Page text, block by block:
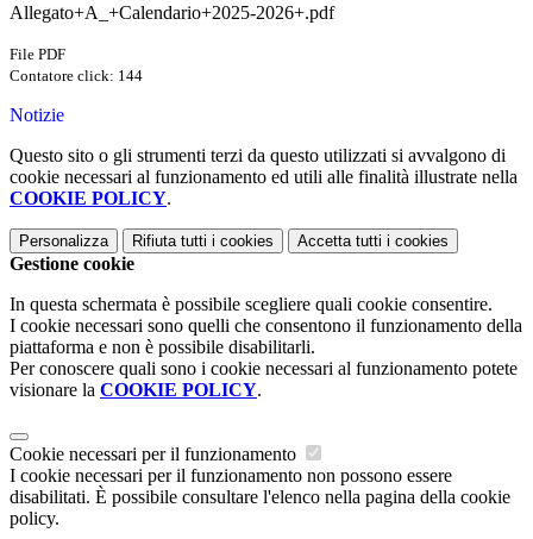
Allegato+A_+Calendario+2025-2026+.pdf
File PDF
Contatore click: 144
Notizie
Questo sito o gli strumenti terzi da questo utilizzati si avvalgono di
cookie necessari al funzionamento ed utili alle finalità illustrate nella
COOKIE POLICY.
Personalizza Rifiuta tutti i cookies Accetta tutti i cookies
Gestione cookie
In questa schermata è possibile scegliere quali cookie consentire.
I cookie necessari sono quelli che consentono il funzionamento della
piattaforma e non è possibile disabilitarli.
Per conoscere quali sono i cookie necessari al funzionamento potete
visionare la COOKIE POLICY.
Cookie necessari per il funzionamento
I cookie necessari per il funzionamento non possono essere
disabilitati. È possibile consultare l'elenco nella pagina della cookie
policy.